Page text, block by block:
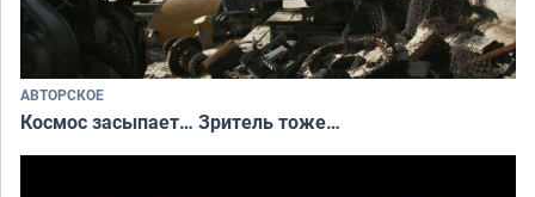
АВТОРСКОЕ
Космос засыпает… Зритель тоже…